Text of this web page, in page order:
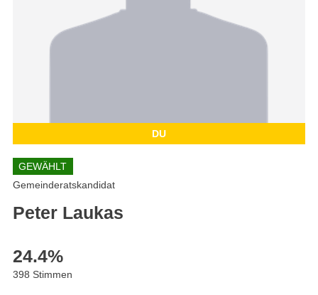
DU
GEWÄHLT
Gemeinderatskandidat
Peter Laukas
24.4%
398 Stimmen